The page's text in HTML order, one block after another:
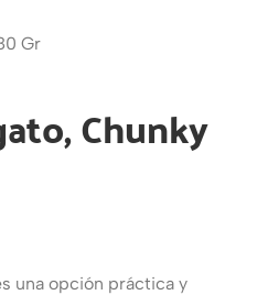
Gr
Chunky
una opción práctica y